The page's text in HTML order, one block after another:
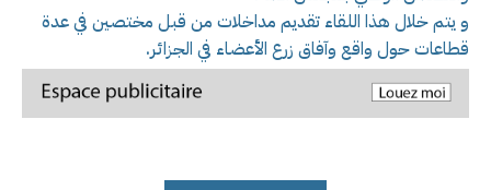
و يتم خلال هذا اللقاء تقديم مداخلات من قبل مختصين في عدة
قطاعات حول واقع وآفاق زرع الأعضاء في الجزائر.